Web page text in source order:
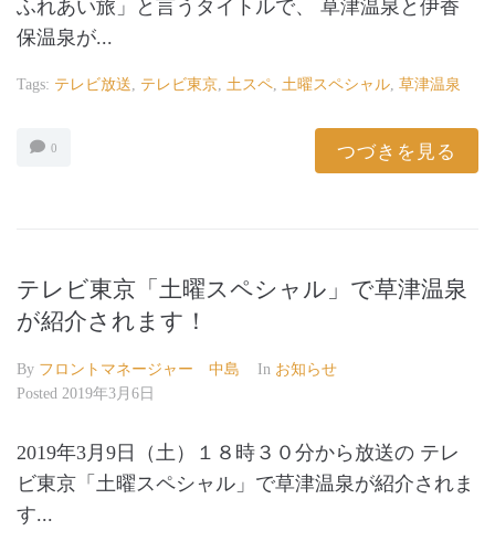
ふれあい旅」と言うタイトルで、 草津温泉と伊香
保温泉が...
Tags: テレビ放送, テレビ東京, 土スペ, 土曜スペシャル, 草津温泉
0 つづきを見る
テレビ東京「土曜スペシャル」で草津温泉
が紹介されます！
By フロントマネージャー 中島 In お知らせ
Posted 2019年3月6日
2019年3月9日（土）１８時３０分から放送の テレ
ビ東京「土曜スペシャル」で草津温泉が紹介されま
す...